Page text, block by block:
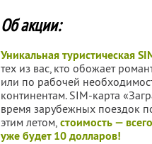
Об акции:
Уникальная туристическая
тех из вас, кто обожает
или по рабочей
континентам. SIM-карта
время зарубежных поездок
этим летом, стоимость —
уже будет 10 долларов!